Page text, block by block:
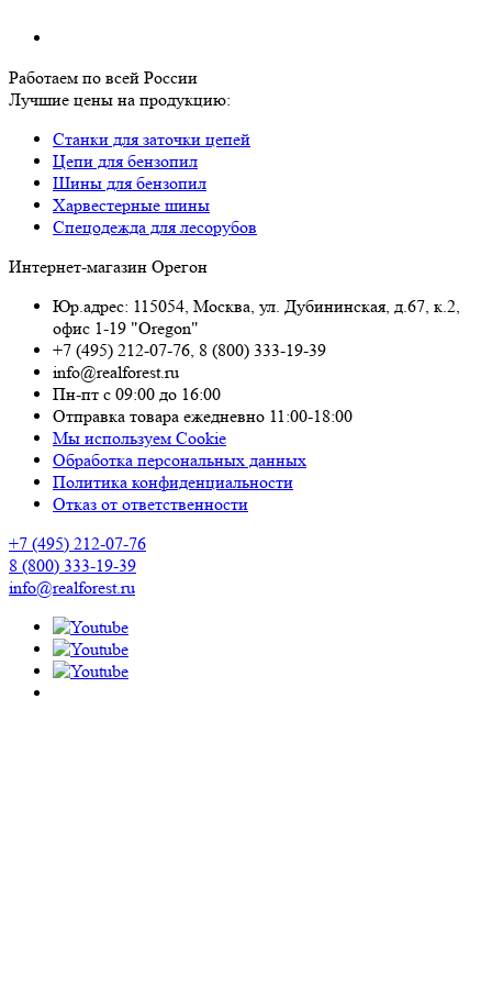
Работаем по всей России
Лучшие цены на продукцию:
Станки для заточки цепей
Цепи для бензопил
Шины для бензопил
Харвестерные шины
Спецодежда для лесорубов
Интернет-магазин Орегон
Юр.адрес: 115054, Москва, ул. Дубининская, д.67, к.2,
офис 1-19 "Oregon"
+7 (495) 212-07-76, 8 (800) 333-19-39
info@realforest.ru
Пн-пт с 09:00 до 16:00
Отправка товара ежедневно 11:00-18:00
Мы используем Cookie
Обработка персональных данных
Политика конфиденциальности
Отказ от ответственности
+7 (495) 212-07-76
8 (800) 333-19-39
info@realforest.ru